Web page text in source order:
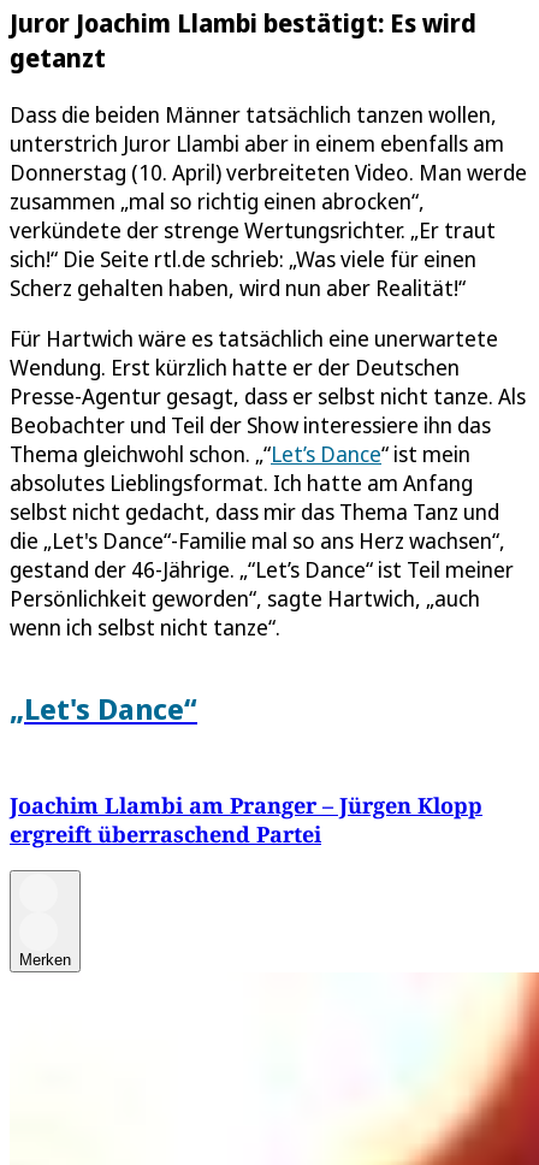
Juror Joachim Llambi bestätigt: Es wird
getanzt
Dass die beiden Männer tatsächlich tanzen wollen,
unterstrich Juror Llambi aber in einem ebenfalls am
Donnerstag (10. April) verbreiteten Video. Man werde
zusammen „mal so richtig einen abrocken“,
verkündete der strenge Wertungsrichter. „Er traut
sich!“ Die Seite rtl.de schrieb: „Was viele für einen
Scherz gehalten haben, wird nun aber Realität!“
Für Hartwich wäre es tatsächlich eine unerwartete
Wendung. Erst kürzlich hatte er der Deutschen
Presse-Agentur gesagt, dass er selbst nicht tanze. Als
Beobachter und Teil der Show interessiere ihn das
Thema gleichwohl schon. „“Let’s Dance“ ist mein
absolutes Lieblingsformat. Ich hatte am Anfang
selbst nicht gedacht, dass mir das Thema Tanz und
die „Let's Dance“-Familie mal so ans Herz wachsen“,
gestand der 46-Jährige. „“Let’s Dance“ ist Teil meiner
Persönlichkeit geworden“, sagte Hartwich, „auch
wenn ich selbst nicht tanze“.
„Let's Dance“
Joachim Llambi am Pranger – Jürgen Klopp
ergreift überraschend Partei
Merken